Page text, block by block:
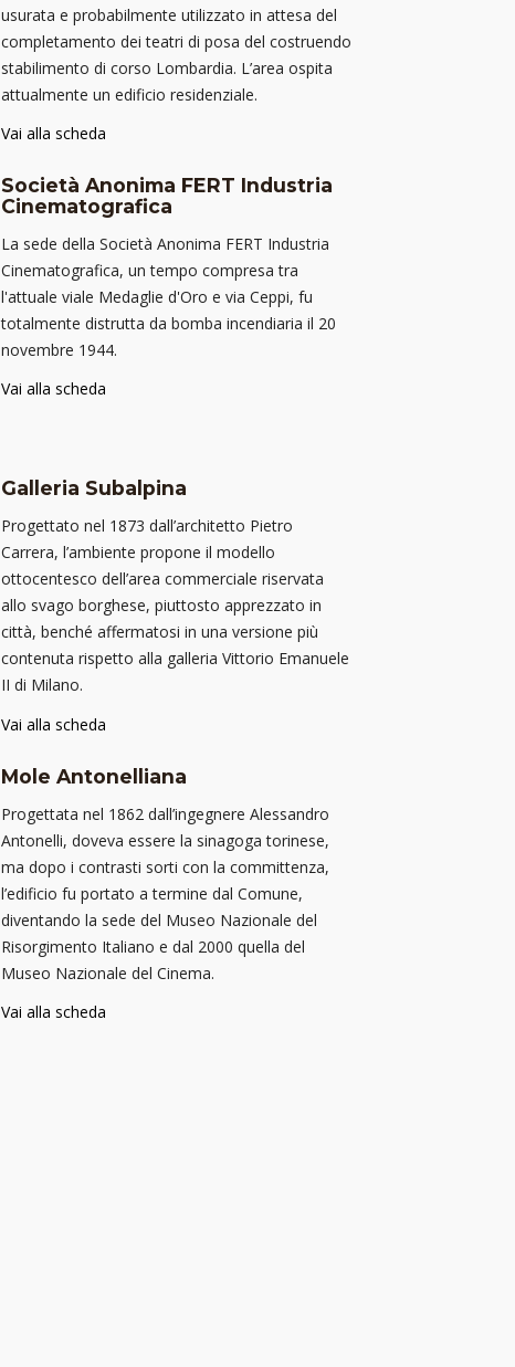
usurata e probabilmente utilizzato in attesa del
completamento dei teatri di posa del costruendo
stabilimento di corso Lombardia. L’area ospita
attualmente un edificio residenziale.
Vai alla scheda
Società Anonima FERT Industria
Cinematografica
La sede della Società Anonima FERT Industria
Cinematografica, un tempo compresa tra
l'attuale viale Medaglie d'Oro e via Ceppi, fu
totalmente distrutta da bomba incendiaria il 20
novembre 1944.
Vai alla scheda
Galleria Subalpina
Progettato nel 1873 dall’architetto Pietro
Carrera, l’ambiente propone il modello
ottocentesco dell’area commerciale riservata
allo svago borghese, piuttosto apprezzato in
città, benché affermatosi in una versione più
contenuta rispetto alla galleria Vittorio Emanuele
II di Milano.
Vai alla scheda
Mole Antonelliana
Progettata nel 1862 dall’ingegnere Alessandro
Antonelli, doveva essere la sinagoga torinese,
ma dopo i contrasti sorti con la committenza,
l’edificio fu portato a termine dal Comune,
diventando la sede del Museo Nazionale del
Risorgimento Italiano e dal 2000 quella del
Museo Nazionale del Cinema.
Vai alla scheda